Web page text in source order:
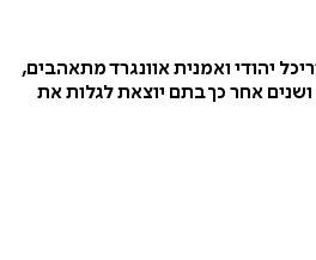
ואמנית אוונגרד מתאהבים,
כך בתם יוצאת לגלות את